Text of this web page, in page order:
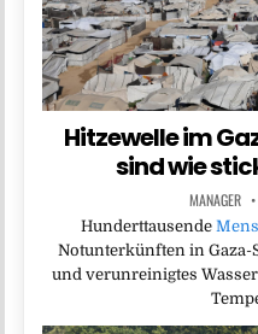
Hitzewelle im
sind wie
MANAGER
Hunderttausende
Notunterkünften in Gaza-
und verunreinigtes